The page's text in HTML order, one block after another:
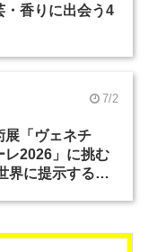
・香りに出会う4
7/2
展「ヴェネチ
レ2026」に挑む
界に提示する美